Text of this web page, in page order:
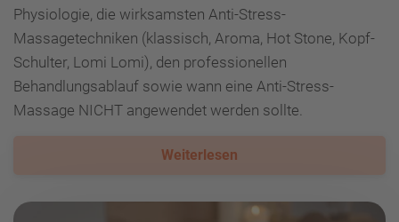
Physiologie, die wirksamsten Anti-Stress-
Massagetechniken (klassisch, Aroma, Hot Stone, Kopf-
Schulter, Lomi Lomi), den professionellen
Behandlungsablauf sowie wann eine Anti-Stress-
Massage NICHT angewendet werden sollte.
Weiterlesen